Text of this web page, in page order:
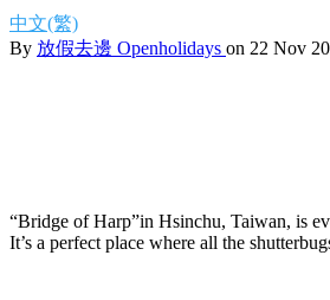
中文(繁)
By 放假去邊 Openholidays on 22 Nov
“Bridge of Harp”in Hsinchu, Taiwan, is
It’s a perfect place where all the